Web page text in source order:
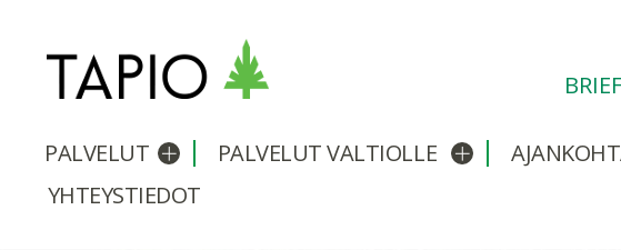
PALVELUT Avaa/sulje alavalikko
PALVELUT VALTIOLLE Avaa/sulje
YHTEYSTIEDOT